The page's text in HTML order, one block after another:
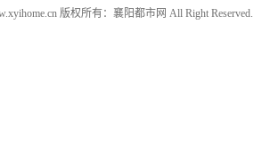
版权所有：襄阳都市网 All Right Reserved.